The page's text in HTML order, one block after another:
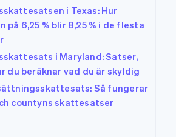
i Texas: Hur
på 6,25 % blir 8,25 % i de flesta
i Maryland: Satser,
du beräknar vad du är skyldig
Så fungerar
countyns skattesatser